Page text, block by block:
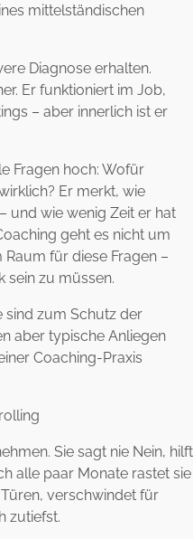
mittelständischen
Diagnose erhalten.
Er funktioniert im Job,
– aber innerlich ist er
Fragen hoch: Wofür
Er merkt, wie
und wie wenig Zeit er hat
geht es nicht um
für diese Fragen –
sein zu müssen.
sind zum Schutz der
aber typische Anliegen
Coaching-Praxis
Sie sagt nie Nein, hilft
alle paar Monate rastet sie
verschwindet für
zutiefst.